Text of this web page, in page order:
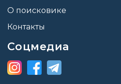
О поисковике
Контакты
Соцмедиа